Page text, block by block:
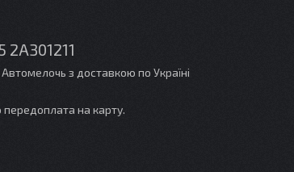
з доставкою по Україні
на карту.